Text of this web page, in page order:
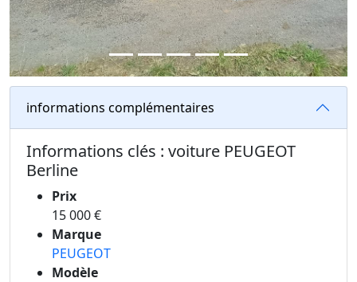
informations complémentaires
Informations clés : voiture PEUGEOT
Berline
Prix
15 000 €
Marque
PEUGEOT
Modèle